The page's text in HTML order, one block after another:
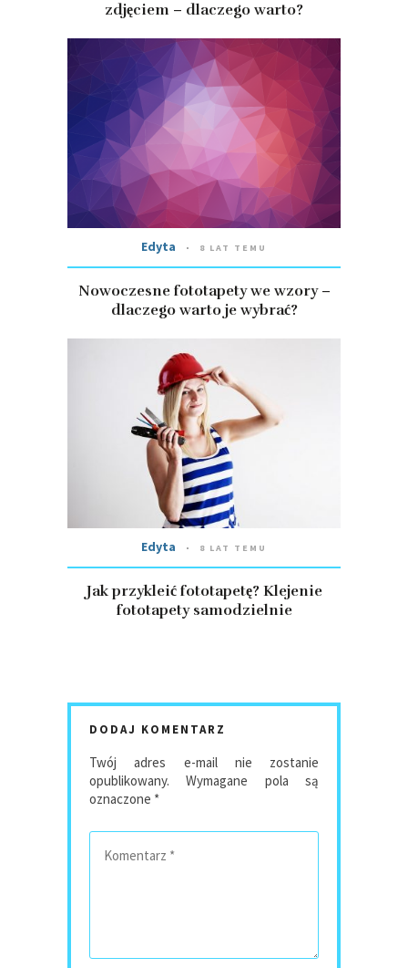
zdjęciem – dlaczego warto?
Edyta 8 LAT TEMU
Nowoczesne fototapety we wzory –
dlaczego warto je wybrać?
Edyta 8 LAT TEMU
Jak przykleić fototapetę? Klejenie
fototapety samodzielnie
DODAJ KOMENTARZ
Twój adres e-mail nie zostanie
opublikowany.
Wymagane pola są
oznaczone *